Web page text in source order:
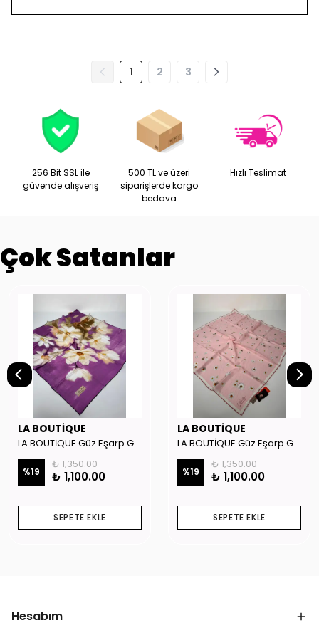
1 2 3
256 Bit SSL ile
güvende alışveriş
500 TL ve üzeri
siparişlerde kargo
bedava
Hızlı Teslimat
Çok Satanlar
LA BOUTİQUE
LA BOUTİQUE Güz Eşarp GYSE262908
%19
₺ 1,350.00
₺ 1,100.00
SEPETE EKLE
LA BOUTİQUE
LA BOUTİQUE Güz Eşarp GYSE130804
%19
₺ 1,350.00
₺ 1,100.00
SEPETE EKLE
Hesabım